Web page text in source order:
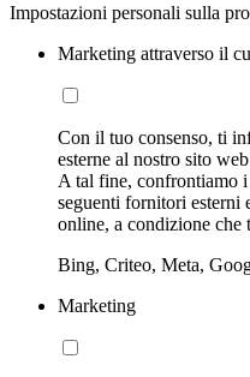
Impostazioni personali sulla
Marketing attraverso il
Con il tuo consenso, ti
esterne al nostro sito
A tal fine, confrontiamo
seguenti fornitori
online, a condizione
Bing, Criteo, Meta,
Marketing